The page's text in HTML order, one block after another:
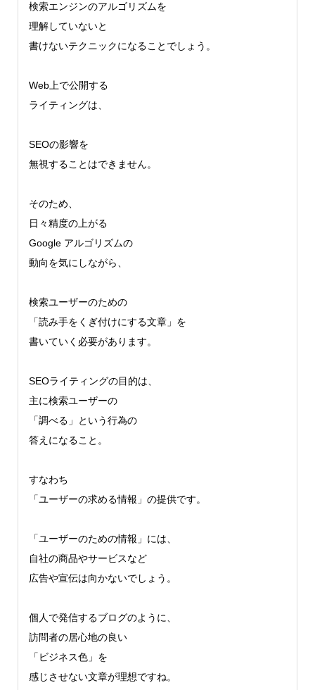
検索エンジンのアルゴリズムを
理解していないと
書けないテクニックになることでしょう。
Web上で公開する
ライティングは、
SEOの影響を
無視することはできません。
そのため、
日々精度の上がる
Google アルゴリズムの
動向を気にしながら、
検索ユーザーのための
「読み手をくぎ付けにする文章」を
書いていく必要があります。
SEOライティングの目的は、
主に検索ユーザーの
「調べる」という行為の
答えになること。
すなわち
「ユーザーの求める情報」の提供です。
「ユーザーのための情報」には、
自社の商品やサービスなど
広告や宣伝は向かないでしょう。
個人で発信するブログのように、
訪問者の居心地の良い
「ビジネス色」を
感じさせない文章が理想ですね。